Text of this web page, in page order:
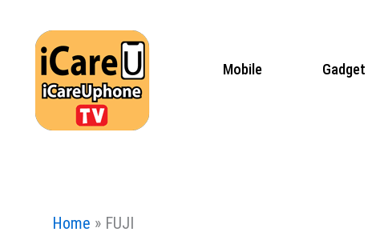
content
Mobile Gadget
Home » FUJI